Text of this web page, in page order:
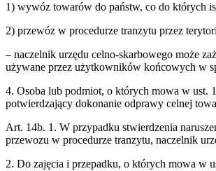
1) wywóz towarów do państw, co do których
2) przewóz w procedurze tranzytu przez
– naczelnik urzędu celno-skarbowego może
używane przez użytkowników końcowych w
4. Osoba lub podmiot, o których mowa w ust.
potwierdzający dokonanie odprawy celnej
Art. 14b. 1. W przypadku stwierdzenia
przewozu w procedurze tranzytu, naczelnik
2. Do zajęcia i przepadku, o których mowa w